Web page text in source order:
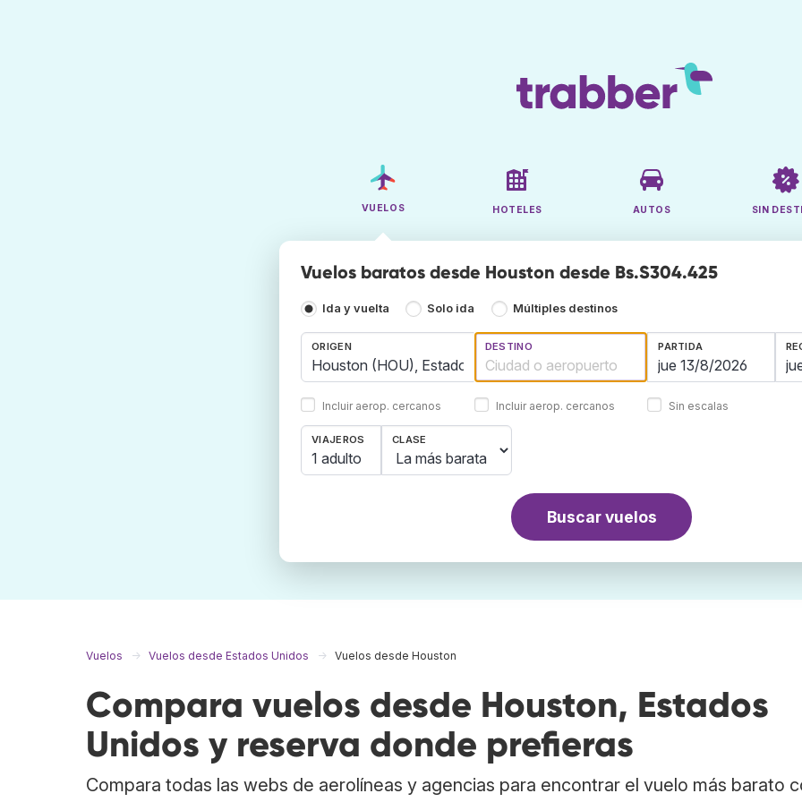
VUELOS HOTELES AUTOS SIN
Vuelos baratos desde Houston desde Bs.S304.425
Ida y vuelta Solo ida Múltiples destinos
ORIGEN
Incluir aerop. cercanos
DESTINO
Incluir aerop. cercanos
PARTIDA
Sin escalas
VIAJEROS
1 adulto
CLASE
Buscar vuelos
Vuelos Vuelos desde Estados Unidos Vuelos desde Houston
Compara vuelos desde Houston, Estados
Unidos y reserva donde prefieras
Compara todas las webs de aerolíneas y agencias para encontrar el vuelo más barato